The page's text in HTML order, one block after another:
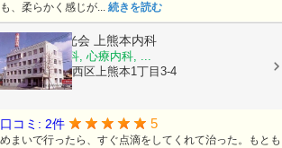
も、柔らかく感じが... 続きを読む
医療法人陽光会 上熊本内科
内科, 神経内科, 心療内科, ...
熊本県熊本市西区上熊本1丁目3-4
口コミ: 2件 5
めまいで行ったら、すぐ点滴をしてくれて治った。もとも